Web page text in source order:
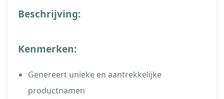
Beschrijving:
Kenmerken:
Genereert unieke en aantrekkelijke
productnamen